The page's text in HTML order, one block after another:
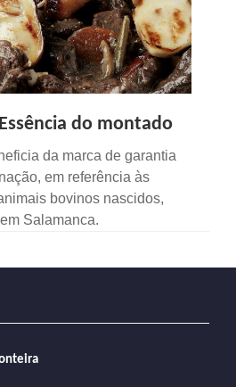
do montado
da marca de garantia
em referência às
bovinos nascidos,
Salamanca.